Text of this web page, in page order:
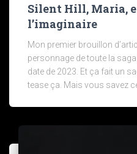
Silent Hill, Maria,
l’imaginaire
Mon premier brouillon
personnage de toute la
date de 2023. Et ça fait un
tease ça. Mais vous savez